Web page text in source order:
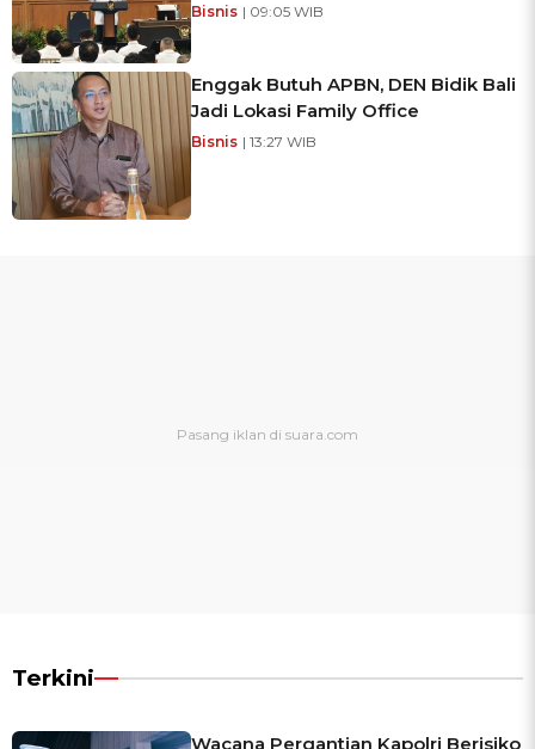
Bisnis | 09:05 WIB
Enggak Butuh APBN, DEN Bidik Bali
Jadi Lokasi Family Office
Bisnis | 13:27 WIB
Terkini
Wacana Pergantian Kapolri Berisiko